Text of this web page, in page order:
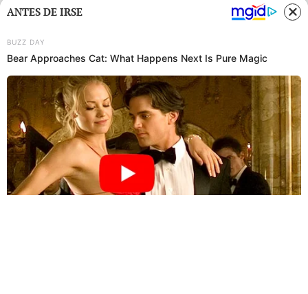
ANTES DE IRSE